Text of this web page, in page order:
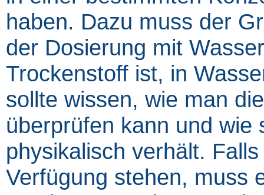
haben. Dazu muss der
der Dosierung mit
Trockenstoff ist, in
sollte wissen, wie man
überprüfen kann und wie
physikalisch verhält.
Verfügung stehen, muss